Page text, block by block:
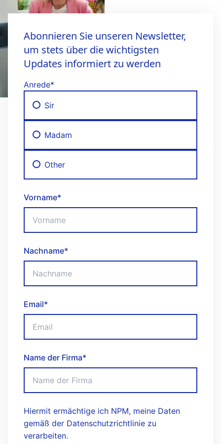
Abonnieren Sie unseren Newsletter,
um stets über die wichtigsten
Updates informiert zu werden
Anrede*
Sir
Madam
Other
Vorname*
Nachname*
Email*
Name der Firma*
Hiermit ermächtige ich NPM, meine Daten
gemäß der Datenschutzrichtlinie zu
verarbeiten.